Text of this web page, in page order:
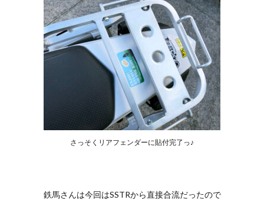
さっそくリアフェンダーに貼付完了っ♪
鉄馬さんは今回はSSTRから直接合流だったので